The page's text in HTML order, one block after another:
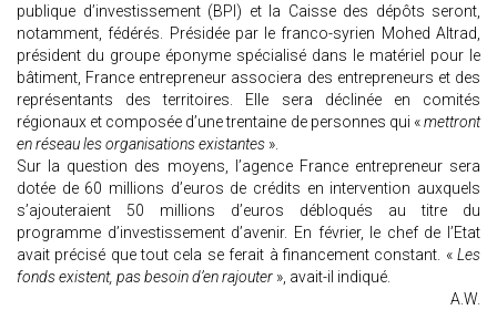
publique d’investissement (BPI) et la Caisse des dépôts seront,
notamment, fédérés. Présidée par le franco-syrien Mohed Altrad,
président du groupe éponyme spécialisé dans le matériel pour le
bâtiment, France entrepreneur associera des entrepreneurs et des
représentants des territoires. Elle sera déclinée en comités
régionaux et composée d’une trentaine de personnes qui «mettront
en réseau les organisations existantes ».
Sur la question des moyens, l’agence France entrepreneur sera
dotée de 60 millions d’euros de crédits en intervention auxquels
s’ajouteraient 50 millions d’euros débloqués au titre du
programme d’investissement d’avenir. En février, le chef de l’Etat
avait précisé que tout cela se ferait à financement constant. « Les
fonds existent, pas besoin d’en rajouter », avait-il indiqué.
A.W.